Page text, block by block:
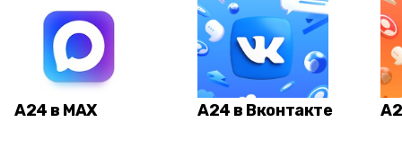
А24 в MAX А24 в Вконтакте